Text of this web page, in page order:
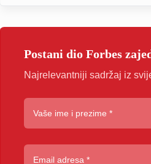
Postani dio Forbes
Najrelevantniji sadržaj iz